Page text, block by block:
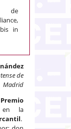
de
in
de
Madrid
Premio
la
.